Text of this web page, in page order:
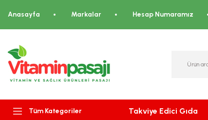
Anasayfa Markalar Hesap Numaramız
Tüm Kategoriler Takviye Edici Gıda